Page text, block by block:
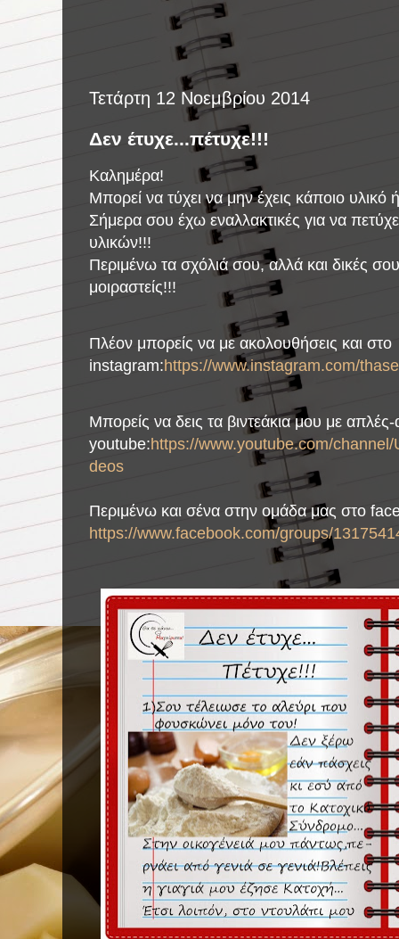
Τετάρτη 12 Νοεμβρίου 2014
Δεν έτυχε...πέτυχε!!!
Καλημέρα!
Μπορεί να τύχει να μην έχεις κάποιο υλικό
Σήμερα σου έχω εναλλακτικές για να
υλικών!!!
Περιμένω τα σχόλιά σου, αλλά και δικές
μοιραστείς!!!
Πλέον μπορείς να με ακολουθήσεις και στο
instagram:https://www.instagram.com/
Μπορείς να δεις τα βιντεάκια μου με
youtube:https://www.youtube.com/
deos
Περιμένω και σένα στην ομάδα μας στο
https://www.facebook.com/groups/